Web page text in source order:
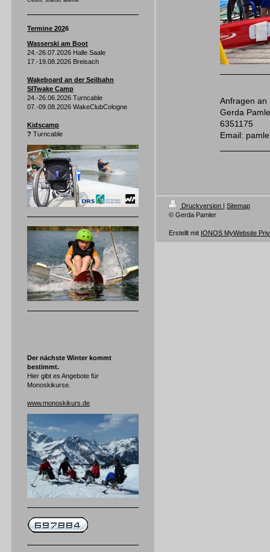
Termine 2026
Wasserski am Boot
24.-26.07.2026 Halle Saale
17.-19.08.2026 Breisach
Wakeboard an der Seilbahn
SITwake Camp
24.-26.06.2026 Turncable
07.-09.08.2026 WakeClubCologne
Kidscamp
? Turncable
Der nächste Winter kommt
bestimmt.
Hier gibt es Angebote für
Monoskikurse.
www.monoskikurs.de
Anfragen an
Gerda
6351175
Email:
Druckversion | Sitemap
© Gerda Pamler
Erstellt mit IONOS MyWebsite